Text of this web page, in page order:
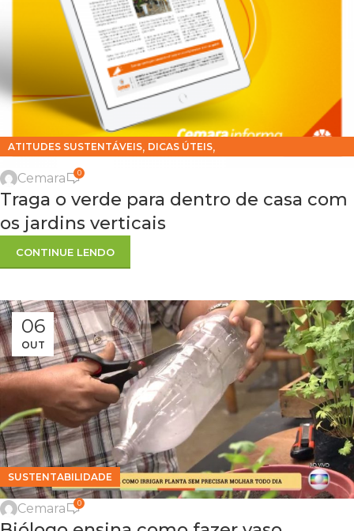
ATITUDES SUSTENTÁVEIS, DICAS ÚTEIS,
TENDÊNCIA DECORAÇÃO
Cemara 0
Traga o verde para dentro de casa com
os jardins verticais
CONTINUE LENDO
06
OUT
SUSTENTABILIDADE
Cemara 0